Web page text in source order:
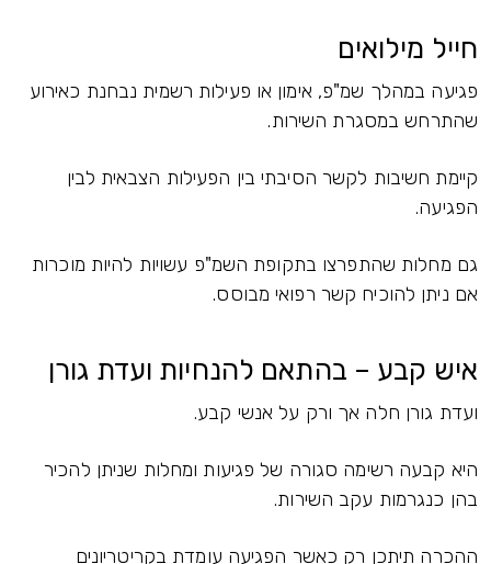
חייל מילואים
פגיעה במהלך שמ"פ, אימון או פעילות רשמית נבחנת כאירוע
שהתרחש במסגרת השירות.
קיימת חשיבות לקשר הסיבתי בין הפעילות הצבאית לבין
הפגיעה.
גם מחלות שהתפרצו בתקופת השמ"פ עשויות להיות מוכרות
אם ניתן להוכיח קשר רפואי מבוסס.
איש קבע – בהתאם להנחיות ועדת גורן
ועדת גורן חלה אך ורק על אנשי קבע.
היא קבעה רשימה סגורה של פגיעות ומחלות שניתן להכיר
בהן כנגרמות עקב השירות.
ההכרה תיתכן רק כאשר הפגיעה עומדת בקריטריונים